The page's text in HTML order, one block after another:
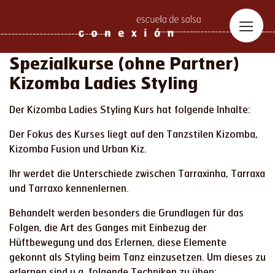
Spezialkurse (ohne Partner)
Kizomba Ladies Styling
Der Kizomba Ladies Styling Kurs hat folgende Inhalte:
Der Fokus des Kurses liegt auf den Tanzstilen Kizomba,
Kizomba Fusion und Urban Kiz.
Ihr werdet die Unterschiede zwischen Tarraxinha, Tarraxa
und Tarraxo kennenlernen.
Behandelt werden besonders die Grundlagen für das
Folgen, die Art des Ganges mit Einbezug der
Hüftbewegung und das Erlernen, diese Elemente
gekonnt als Styling beim Tanz einzusetzen. Um dieses zu